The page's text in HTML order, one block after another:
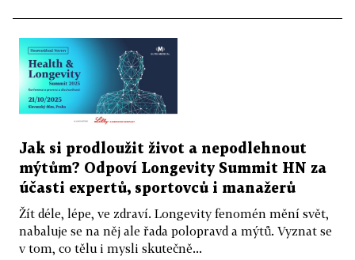
Jak si prodloužit život a nepodlehnout
mýtům? Odpoví Longevity Summit HN za
účasti expertů, sportovců i manažerů
Žít déle, lépe, ve zdraví. Longevity fenomén mění svět,
nabaluje se na něj ale řada polopravd a mýtů. Vyznat se
v tom, co tělu i mysli skutečně...